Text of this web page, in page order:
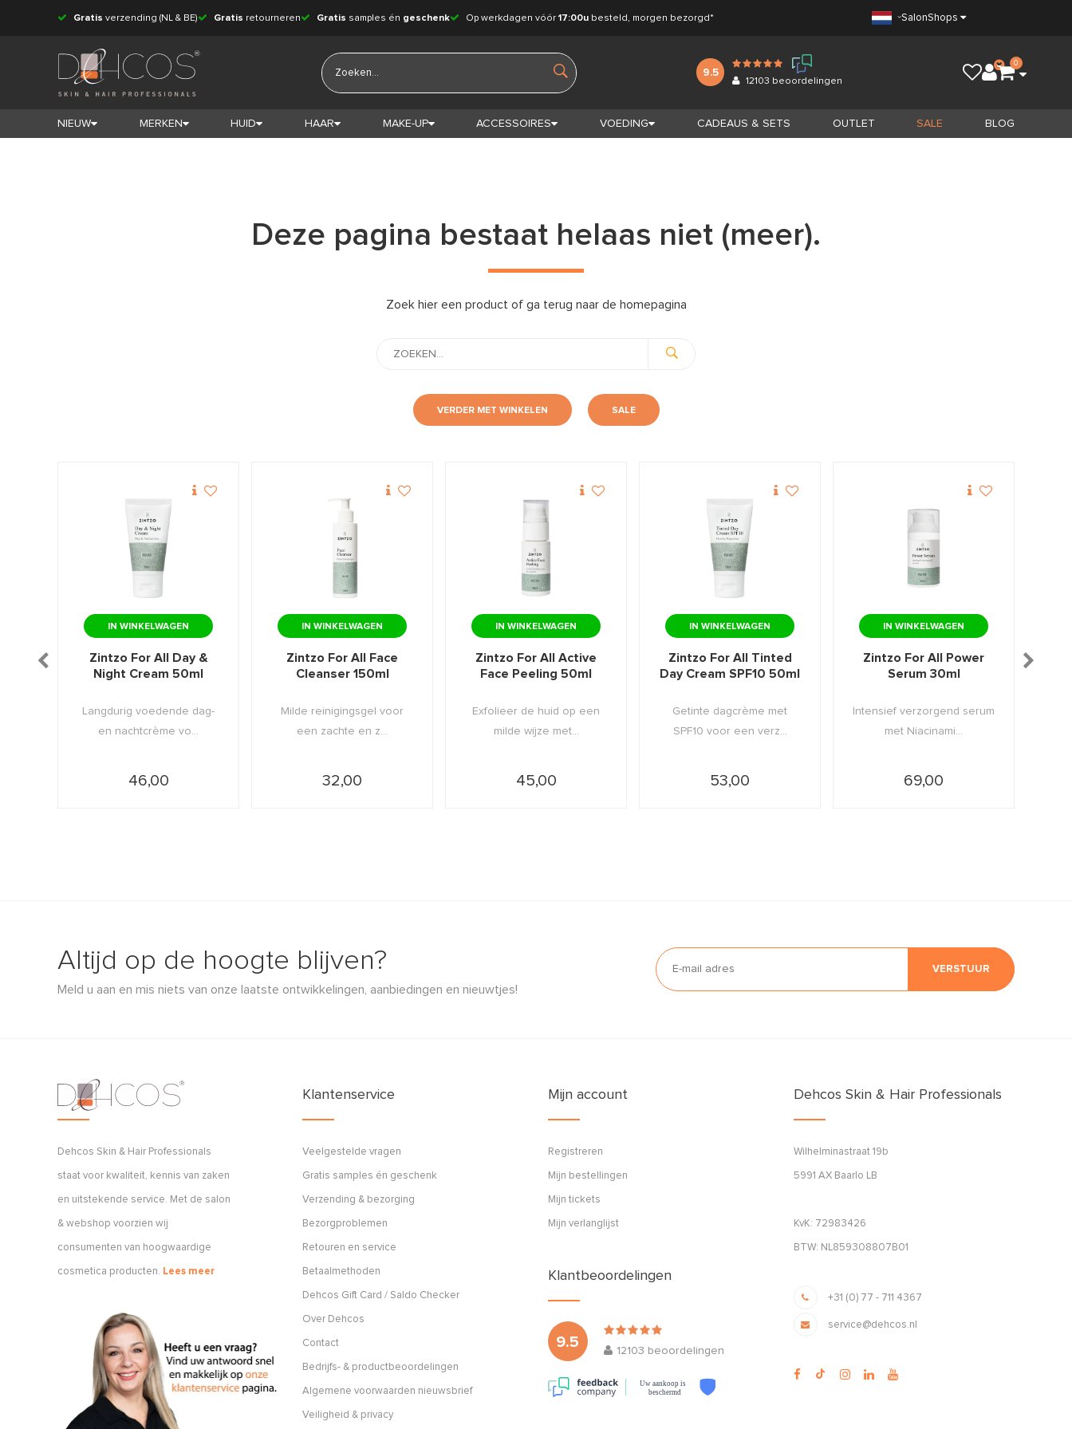
Gratis verzending (NL & BE) Gratis retourneren Gratis samples én geschenk Op werkdagen vóór 17:00u besteld, morgen bezorgd* SalonShops
9.5
12103 beoordelingen
0
NIEUW MERKEN HUID HAAR MAKE-UP ACCESSOIRES VOEDING CADEAUS & SETS OUTLET SALE BLOG
Deze pagina bestaat helaas niet (meer).
Zoek hier een product of ga terug naar de homepagina
VERDER MET WINKELEN SALE
IN WINKELWAGEN
Zintzo For All Day &
Night Cream 50ml
Langdurig voedende dag-
en nachtcrème vo...
46,00
IN WINKELWAGEN
Zintzo For All Face
Cleanser 150ml
Milde reinigingsgel voor
een zachte en z...
32,00
IN WINKELWAGEN
Zintzo For All Active
Face Peeling 50ml
Exfolieer de huid op een
milde wijze met...
45,00
IN WINKELWAGEN
Zintzo For All Tinted
Day Cream SPF10 50ml
Getinte dagcrème met
SPF10 voor een verz...
53,00
IN WINKELWAGEN
Zintzo For All Power
Serum 30ml
Intensief verzorgend serum
met Niacinami...
69,00
Altijd op de hoogte blijven?
Meld u aan en mis niets van onze laatste ontwikkelingen, aanbiedingen en nieuwtjes!
VERSTUUR
Dehcos Skin & Hair Professionals
staat voor kwaliteit, kennis van zaken
en uitstekende service. Met de salon
& webshop voorzien wij
consumenten van hoogwaardige
cosmetica producten. Lees meer
Klantenservice
Veelgestelde vragen
Gratis samples én geschenk
Verzending & bezorging
Bezorgproblemen
Retouren en service
Betaalmethoden
Dehcos Gift Card / Saldo Checker
Over Dehcos
Contact
Bedrijfs- & productbeoordelingen
Algemene voorwaarden nieuwsbrief
Veiligheid & privacy
Mijn account
Registreren
Mijn bestellingen
Mijn tickets
Mijn verlanglijst
Klantbeoordelingen
9.5
12103 beoordelingen
Uw aankoop is
beschermd
Dehcos Skin & Hair Professionals
Wilhelminastraat 19b
5991 AX Baarlo LB
KvK: 72983426
BTW: NL859308807B01
+31 (0) 77 - 711 4367
service@dehcos.nl